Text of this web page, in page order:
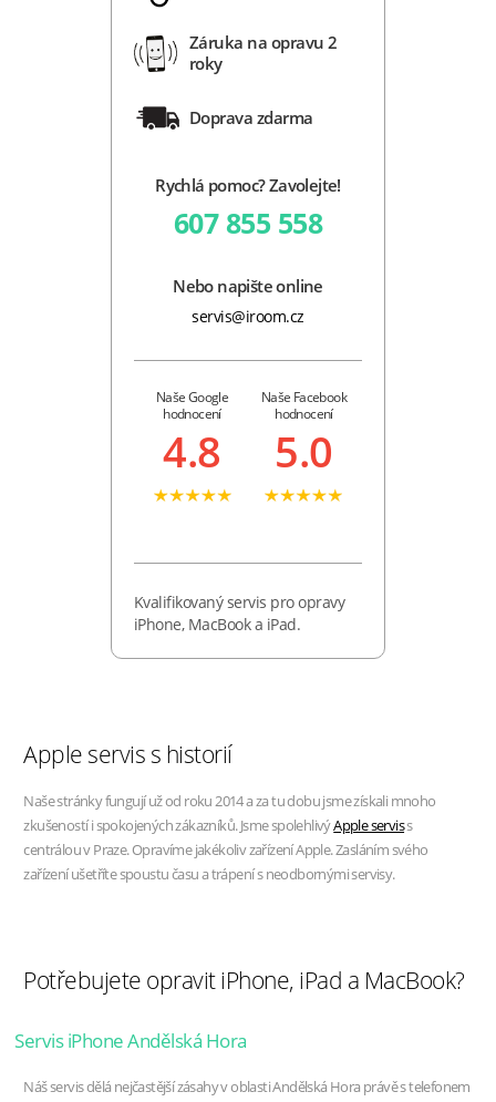
Záruka na opravu 2
roky
Doprava zdarma
Rychlá pomoc? Zavolejte!
607 855 558
Nebo napište online
servis@iroom.cz
Naše Google
hodnocení
4.8
Naše Facebook
hodnocení
5.0
Kvalifikovaný servis pro opravy
iPhone, MacBook a iPad.
Apple servis s historií
Naše stránky fungují už od roku 2014 a za tu dobu jsme získali mnoho
zkušeností i spokojených zákazníků. Jsme spolehlivýApple serviss
centrálou v Praze. Opravíme jakékoliv zařízení Apple. Zasláním svého
zařízení ušetříte spoustu času a trápení s neodbornými servisy.
Potřebujete opravit iPhone, iPad a MacBook?
Servis iPhone Andělská Hora
Náš servis dělá nejčastější zásahy v oblasti Andělská Hora právě s telefonem